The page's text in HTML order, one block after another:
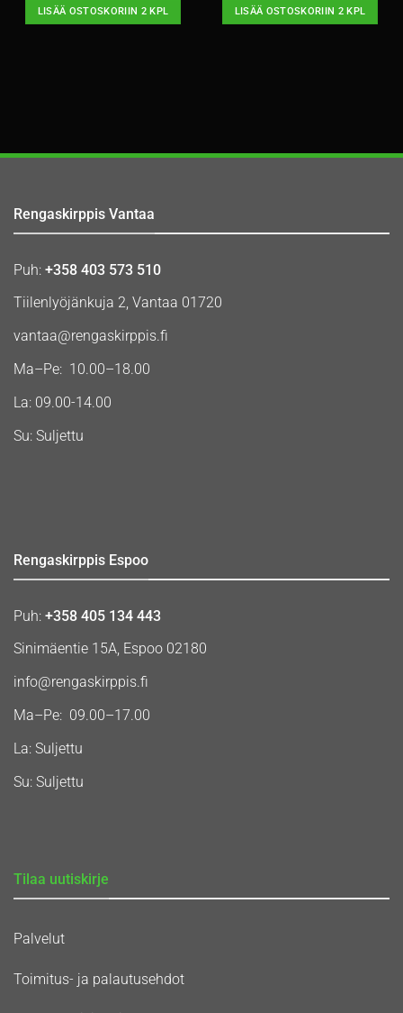
LISÄÄ OSTOSKORIIN 2 KPL LISÄÄ OSTOSKORIIN 2 KPL
Rengaskirppis Vantaa
Puh: +358 403 573 510
Tiilenlyöjänkuja 2, Vantaa 01720
vantaa@rengaskirppis.fi
Ma–Pe: 10.00–18.00
La: 09.00-14.00
Su: Suljettu
Rengaskirppis Espoo
Puh: +358 405 134 443
Sinimäentie 15A, Espoo 02180
info@rengaskirppis.fi
Ma–Pe: 09.00–17.00
La: Suljettu
Su: Suljettu
Tilaa uutiskirje
Palvelut
Toimitus- ja palautusehdot